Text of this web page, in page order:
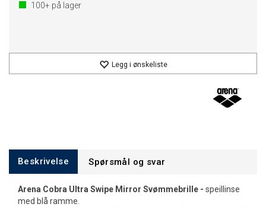
100+ på lager
Legg i ønskeliste
Beskrivelse Spørsmål og svar
Arena Cobra Ultra Swipe Mirror Svømmebrille - speillinse
med blå ramme.